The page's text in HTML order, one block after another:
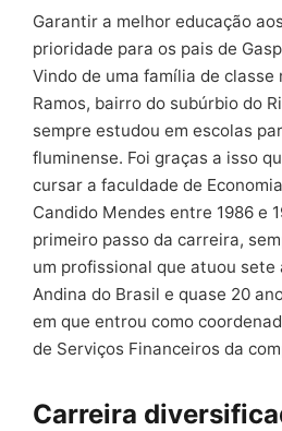
Garantir a melhor educação
prioridade para os pais de
Vindo de uma família de classe
Ramos, bairro do subúrbio do
sempre estudou em escolas
fluminense. Foi graças a isso
cursar a faculdade de
Candido Mendes entre 1986 e
primeiro passo da carreira,
um profissional que atuou sete
Andina do Brasil e quase 20
em que entrou como
de Serviços Financeiros da
Carreira